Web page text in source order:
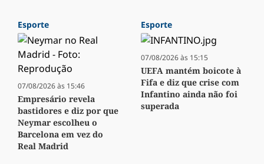
Esporte
07/08/2026 às 15:46
Empresário revela
bastidores e diz por que
Neymar escolheu o
Barcelona em vez do
Real Madrid
Esporte
07/08/2026 às 15:15
UEFA mantém boicote à
Fifa e diz que crise com
Infantino ainda não foi
superada